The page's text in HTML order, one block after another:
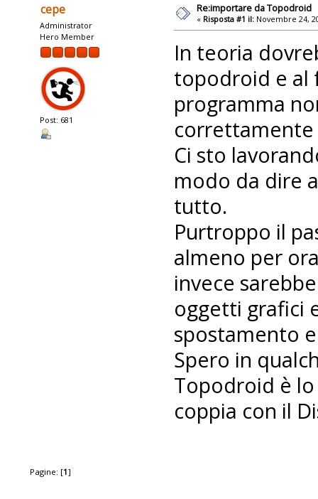
cepe
Administrator
Hero Member
Post: 681
Re:importare da Topodroid
« Risposta #1 il: Novembre 24,
In teoria
topodroid e al
programma
correttamente
Ci sto
modo da dire
tutto.
Purtroppo il
almeno per
invece
oggetti grafici
spostamento
Spero in
Topodroid è
coppia con il
Pagine: [1]